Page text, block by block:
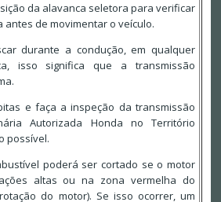
da alavanca seletora para verificar
antes de movimentar o veículo.
durante a condução, em qualquer
isso significa que a transmissão
e faça a inspeção da transmissão
Autorizada Honda no Território
possível.
poderá ser cortado se o motor
altas ou na zona vermelha do
do motor). Se isso ocorrer, um